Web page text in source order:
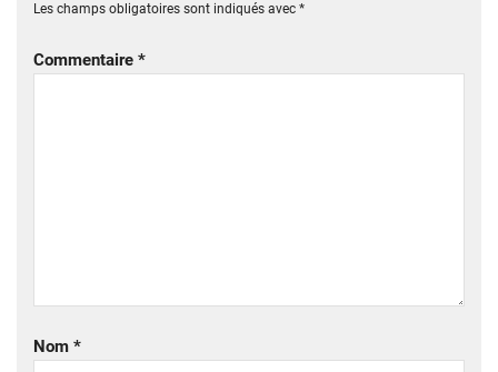
Les champs obligatoires sont indiqués avec *
Commentaire *
Nom *